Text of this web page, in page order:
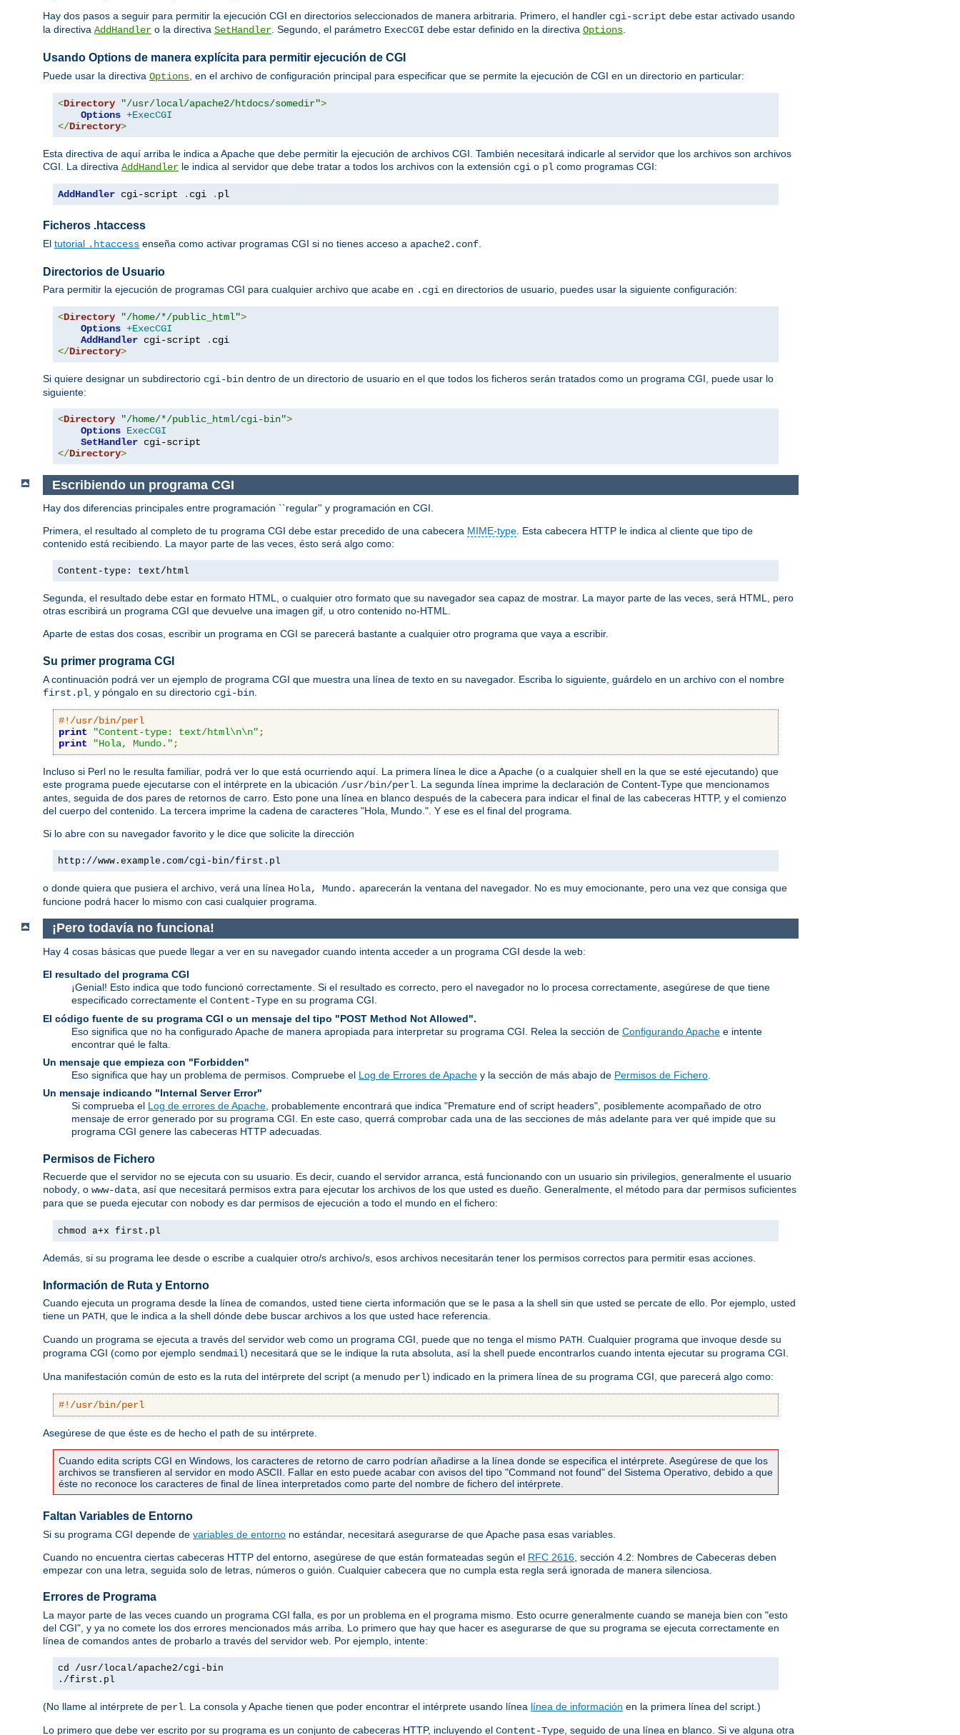
Hay dos pasos a seguir para permitir la ejecución CGI en directorios seleccionados de manera arbitraria. Primero, el handler cgi-script debe estar activado usando
la directiva AddHandler o la directiva SetHandler. Segundo, el parámetro ExecCGI debe estar definido en la directiva Options.
Usando Options de manera explícita para permitir ejecución de CGI
Puede usar la directiva Options , en el archivo de configuración principal para especificar que se permite la ejecución de CGI en un directorio en particular:
<Directory "/usr/local/apache2/htdocs/somedir">
Options +ExecCGI
</Directory>
Esta directiva de aquí arriba le indica a Apache que debe permitir la ejecución de archivos CGI. También necesitará indicarle al servidor que los archivos son archivos
CGI. La directiva AddHandler le indica al servidor que debe tratar a todos los archivos con la extensión cgi o pl como programas CGI:
AddHandler cgi-script . cgi . pl
Ficheros .htaccess
El tutorial .htaccess enseña como activar programas CGI si no tienes acceso a apache2.conf
Directorios de Usuario
Para permitir la ejecución de programas CGI para cualquier archivo que acabe en .cgi en directorios de usuario, puedes usar la siguiente configuración:
<Directory "/home/*/public_html">
Options +ExecCGI
AddHandler cgi-script .
</Directory>
Si quiere designar un subdirectorio cgi-bin dentro de un directorio de usuario en el que todos los ficheros serán tratados como un programa CGI, puede usar lo
siguiente:
<Directory "/home/*/public_html/cgi-bin">
Options ExecCGI
SetHandler
</Directory>
Escribiendo un programa CGI
Hay dos diferencias principales entre programación ``regular'' y programación en CGI.
Primera, el resultado al completo de tu programa CGI debe estar precedido de una cabecera MIME-type. Esta cabecera HTTP le indica al cliente que tipo de
contenido está recibiendo. La mayor parte de las veces, ésto será algo como:
Content-type: text/html
Segunda, el resultado debe estar en formato HTML, o cualquier otro formato que su navegador sea capaz de mostrar. La mayor parte de las veces, será HTML, pero
otras escribirá un programa CGI que devuelve una imagen gif, u otro contenido no-HTML.
Aparte de estas dos cosas, escribir un programa en CGI se parecerá bastante a cualquier otro programa que vaya a escribir.
Su primer programa CGI
A continuación podrá ver un ejemplo de programa CGI que muestra una línea de texto en su navegador. Escriba lo siguiente, guárdelo en un archivo con el nombre
first.pl , y póngalo en su directorio cgi-bin
#!/usr/bin/perl
print
"Content-type: text/html\n\n" ;
print
"Hola, Mundo." ;
Incluso si Perl no le resulta familiar, podrá ver lo que está ocurriendo aquí. La primera línea le dice a Apache (o a cualquier shell en la que se esté ejecutando) que
este programa puede ejecutarse con el intérprete en la ubicación /usr/bin/perl . La segunda línea imprime la declaración de Content-Type que mencionamos
antes, seguida de dos pares de retornos de carro. Esto pone una línea en blanco después de la cabecera para indicar el final de las cabeceras HTTP, y el comienzo
del cuerpo del contenido. La tercera imprime la cadena de caracteres "Hola, Mundo.". Y ese es el final del programa.
Si lo abre con su navegador favorito y le dice que solicite la dirección
http://www.example.com/cgi-bin/first.pl
o donde quiera que pusiera el archivo, verá una línea Hola, Mundo. aparecerán la ventana del navegador. No es muy emocionante, pero una vez que consiga que
funcione podrá hacer lo mismo con casi cualquier programa.
¡Pero todavía no funciona!
Hay 4 cosas básicas que puede llegar a ver en su navegador cuando intenta acceder a un programa CGI desde la web:
El resultado del programa CGI
¡Genial! Esto indica que todo funcionó correctamente. Si el resultado es correcto, pero el navegador no lo procesa correctamente, asegúrese de que tiene
especificado correctamente el Content-Type en su programa CGI.
El código fuente de su programa CGI o un mensaje del tipo "POST Method Not Allowed".
Eso significa que no ha configurado Apache de manera apropiada para interpretar su programa CGI. Relea la sección de Configurando Apache e intente
encontrar qué le falta.
Un mensaje que empieza con "Forbidden"
Eso significa que hay un problema de permisos. Compruebe el Log de Errores de Apache y la sección de más abajo de Permisos de Fichero
Un mensaje indicando "Internal Server Error"
Si comprueba el Log de errores de Apache , probablemente encontrará que indica "Premature end of script headers", posiblemente acompañado de otro
mensaje de error generado por su programa CGI. En este caso, querrá comprobar cada una de las secciones de más adelante para ver qué impide que su
programa CGI genere las cabeceras HTTP adecuadas.
Permisos de Fichero
Recuerde que el servidor no se ejecuta con su usuario. Es decir, cuando el servidor arranca, está funcionando con un usuario sin privilegios, generalmente el usuario
nobody , o www-data , así que necesitará permisos extra para ejecutar los archivos de los que usted es dueño. Generalmente, el método para dar permisos suficientes
para que se pueda ejecutar con nobody es dar permisos de ejecución a todo el mundo en el fichero:
chmod a+x first.pl
Además, si su programa lee desde o escribe a cualquier otro/s archivo/s, esos archivos necesitarán tener los permisos correctos para permitir esas acciones.
Información de Ruta y Entorno
Cuando ejecuta un programa desde la línea de comandos, usted tiene cierta información que se le pasa a la shell sin que usted se percate de ello. Por ejemplo, usted
tiene un PATH, que le indica a la shell dónde debe buscar archivos a los que usted hace referencia.
Cuando un programa se ejecuta a través del servidor web como un programa CGI, puede que no tenga el mismo PATH. Cualquier programa que invoque desde su
programa CGI (como por ejemplo sendmail) necesitará que se le indique la ruta absoluta, así la shell puede encontrarlos cuando intenta ejecutar su programa CGI.
Una manifestación común de esto es la ruta del intérprete del script (a menudo perl) indicado en la primera línea de su programa CGI, que parecerá algo como:
#!/usr/bin/perl
Asegúrese de que éste es de hecho el path de su intérprete.
Cuando edita scripts CGI en Windows, los caracteres de retorno de carro podrían añadirse a la línea donde se especifica el intérprete. Asegúrese de que los
archivos se transfieren al servidor en modo ASCII. Fallar en esto puede acabar con avisos del tipo "Command not found" del Sistema Operativo, debido a que
éste no reconoce los caracteres de final de línea interpretados como parte del nombre de fichero del intérprete.
Faltan Variables de Entorno
Si su programa CGI depende de variables de entorno no estándar, necesitará asegurarse de que Apache pasa esas variables.
Cuando no encuentra ciertas cabeceras HTTP del entorno, asegúrese de que están formateadas según el RFC 2616 , sección 4.2: Nombres de Cabeceras deben
empezar con una letra, seguida solo de letras, números o guión. Cualquier cabecera que no cumpla esta regla será ignorada de manera silenciosa.
Errores de Programa
La mayor parte de las veces cuando un programa CGI falla, es por un problema en el programa mismo. Esto ocurre generalmente cuando se maneja bien con "esto
del CGI", y ya no comete los dos errores mencionados más arriba. Lo primero que hay que hacer es asegurarse de que su programa se ejecuta correctamente en
línea de comandos antes de probarlo a través del servidor web. Por ejemplo, intente:
cd /usr/local/apache2/cgi-bin
./first.pl
(No llame al intérprete de perl . La consola y Apache tienen que poder encontrar el intérprete usando línea línea de información en la primera línea del script.)
Lo primero que debe ver escrito por su programa es un conjunto de cabeceras HTTP, incluyendo el Content-Type , seguido de una línea en blanco. Si ve alguna otra